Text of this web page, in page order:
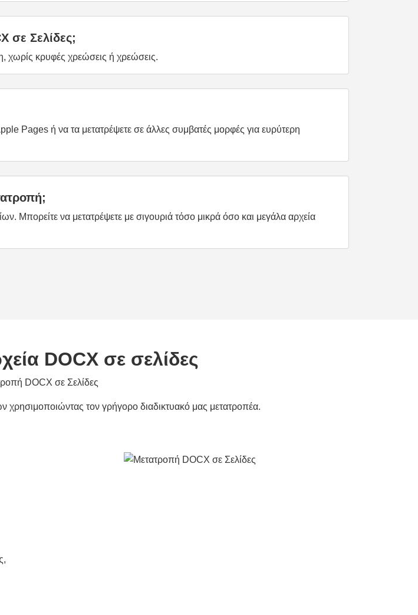
σε Σελίδες;
χωρίς κρυφές χρεώσεις ή χρεώσεις.
Pages ή να τα μετατρέψετε σε άλλες συμβατές μορφές για ευρύτερη
Μπορείτε να μετατρέψετε με σιγουριά τόσο μικρά όσο και μεγάλα αρχεία
DOCX σε σελίδες
DOCX σε Σελίδες
τον γρήγορο διαδικτυακό μας μετατροπέα.